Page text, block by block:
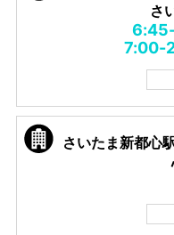
さ
7:00-
さいたま新都心